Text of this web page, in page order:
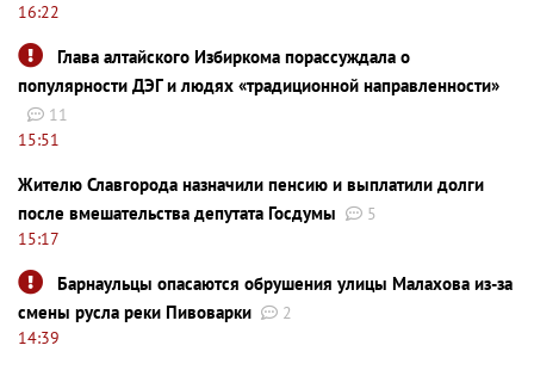
16:22
Глава алтайского Избиркома порассуждала о
популярности ДЭГ и людях «традиционной направленности»
11
15:51
Жителю Славгорода назначили пенсию и выплатили долги
после вмешательства депутата Госдумы
5
15:17
Барнаульцы опасаются обрушения улицы Малахова из-за
смены русла реки Пивоварки
2
14:39